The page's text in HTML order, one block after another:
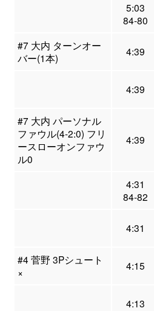
5:03
84-80
#7 大内 ターンオー
バー(1本)
4:39
4:39
#7 大内 パーソナル
ファウル(4-2:0) フリ
ースローオンファウ
ル0
4:39
4:31
84-82
4:31
#4 菅野 3Pシュート
×
4:15
4:13